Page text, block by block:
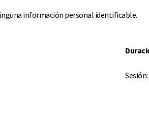
información personal identificable.